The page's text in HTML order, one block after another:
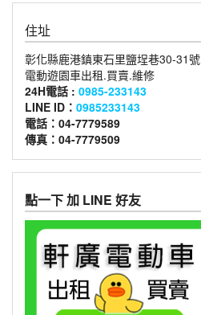
住址
彰化縣鹿港鎮東石里鹽埕巷30-31號
電動遊園車出租.買賣.維修
24H電話 : 0985-233143
LINE ID： 0985233143
電話：04-7779589
傳真：04-7779509
點一下 加 LINE 好友